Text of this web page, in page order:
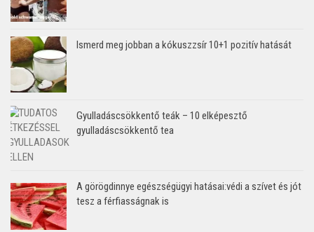
Ismerd meg jobban a kókuszzsír 10+1 pozitív hatását
Gyulladáscsökkentő teák – 10 elképesztő
gyulladáscsökkentő tea
A görögdinnye egészségügyi hatásai:védi a szívet és jót
tesz a férfiasságnak is